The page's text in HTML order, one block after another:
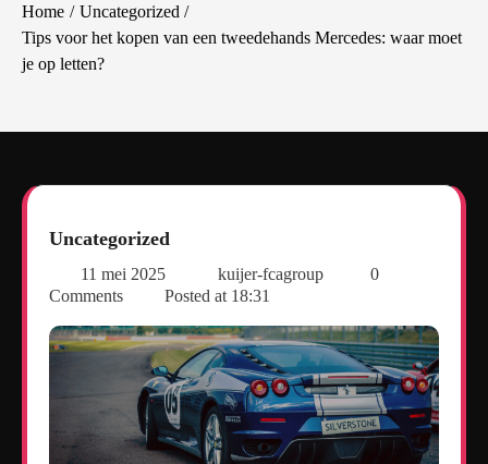
Home
Uncategorized
Tips voor het kopen van een tweedehands Mercedes: waar moet
je op letten?
Uncategorized
11 mei 2025 kuijer-fcagroup
0
Comments
Posted at 18:31